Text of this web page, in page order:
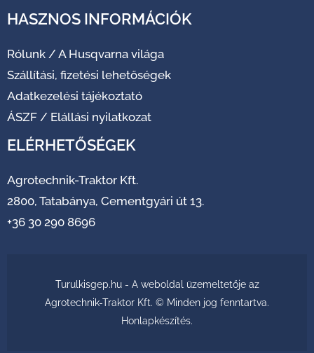
HASZNOS INFORMÁCIÓK
Rólunk / A Husqvarna világa
Szállítási, fizetési lehetőségek
Adatkezelési tájékoztató
ÁSZF / Elállási nyilatkozat
ELÉRHETŐSÉGEK
Agrotechnik-Traktor Kft.
2800, Tatabánya, Cementgyári út 13.
+36 30 290 8696
Turulkisgep.hu - A weboldal üzemeltetője az
Agrotechnik-Traktor Kft. © Minden jog fenntartva.
Honlapkészítés.